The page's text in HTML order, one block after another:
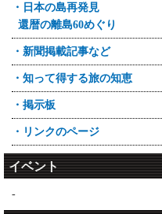
・日本の島再発見
還暦の離島60めぐり
・新聞掲載記事など
・知って得する旅の知恵
・掲示板
・リンクのページ
イベント
-